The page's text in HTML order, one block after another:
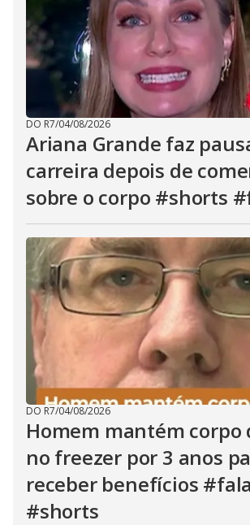
DO R7/04/08/2026
Ariana Grande faz
carreira depois de
sobre o corpo #shorts
DO R7/04/08/2026
Homem mantém corpo
no freezer por 3 anos
receber benefícios
#shorts